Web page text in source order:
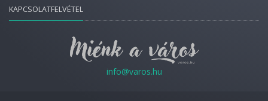
KAPCSOLATFELVÉTEL
info@varos.hu